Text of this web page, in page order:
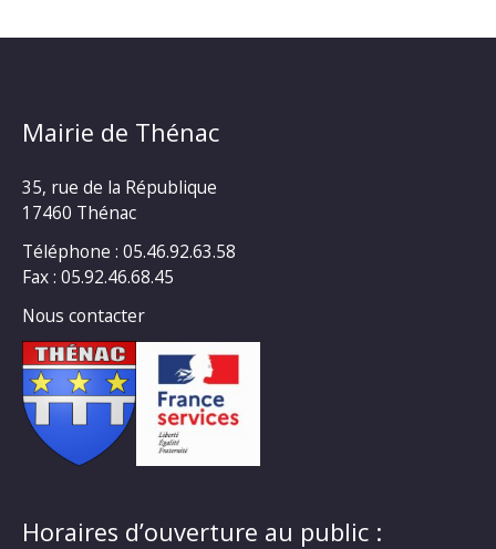
Mairie de Thénac
35, rue de la République
17460 Thénac
Téléphone : 05.46.92.63.58
Fax : 05.92.46.68.45
Nous contacter
Horaires d’ouverture au public :